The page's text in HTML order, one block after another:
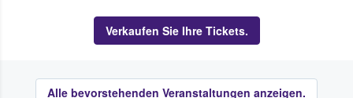
Verkaufen Sie Ihre Tickets.
Alle bevorstehenden Veranstaltungen anzeigen.